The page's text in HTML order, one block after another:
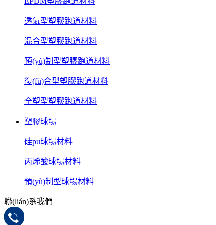
透氣型塑膠跑道材料
混合型塑膠跑道材料
預(yù)制型塑膠跑道材料
復(fù)合型塑膠跑道材料
全塑型塑膠跑道材料
塑膠球場
硅pu球場材料
丙烯酸球場材料
預(yù)制型球場材料
聯(lián)系我們